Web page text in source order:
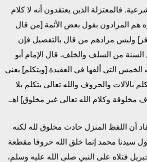
فالمعتزلة الذين يعتقدون أنه لا كلام
هم المرادون بقول بعض الأئمة [من قال
وليس مرادهم من قال بالتفصيل فإن
من السلف والخلف. قال الإمام أبو
التي ألفها في العقيدة [ويتكلم] يعني
بالآلات والحروف والله تعالى يتكلم بلا
مخلوقة وكلام الله تعالى غير مخلوق] اهـ.
أن اللفظ المنزل حادث مخلوق لله لكنه
سيدنا محمد إنما خلق الله حروفا مقطعة
فتلاه على النبي صلى الله عليه وسلم،